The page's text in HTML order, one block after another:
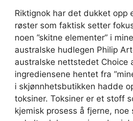
Riktignok har det dukket opp
røster som faktisk setter
noen ”skitne elementer” i
australske hudlegen Philip
australske nettstedet Choice
ingrediensene hentet fra
i skjønnhetsbutikken hadde
toksiner. Toksiner er et stoff
kjemisk prosess å fjerne, noe